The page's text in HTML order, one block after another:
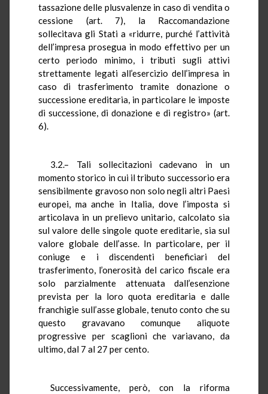
tassazione delle plusvalenze in caso di vendita o
cessione (art. 7), la Raccomandazione
sollecitava gli Stati a «ridurre, purché l’attività
dell’impresa prosegua in modo effettivo per un
certo periodo minimo, i tributi sugli attivi
strettamente legati all’esercizio dell’impresa in
caso di trasferimento tramite donazione o
successione ereditaria, in particolare le imposte
di successione, di donazione e di registro» (art.
6).
3.2.– Tali sollecitazioni cadevano in un
momento storico in cui il tributo successorio era
sensibilmente gravoso non solo negli altri Paesi
europei, ma anche in Italia, dove l’imposta si
articolava in un prelievo unitario, calcolato sia
sul valore delle singole quote ereditarie, sia sul
valore globale dell’asse. In particolare, per il
coniuge e i discendenti beneficiari del
trasferimento, l’onerosità del carico fiscale era
solo parzialmente attenuata dall’esenzione
prevista per la loro quota ereditaria e dalle
franchigie sull’asse globale, tenuto conto che su
questo gravavano comunque aliquote
progressive per scaglioni che variavano, da
ultimo, dal 7 al 27 per cento.
Successivamente, però, con la riforma